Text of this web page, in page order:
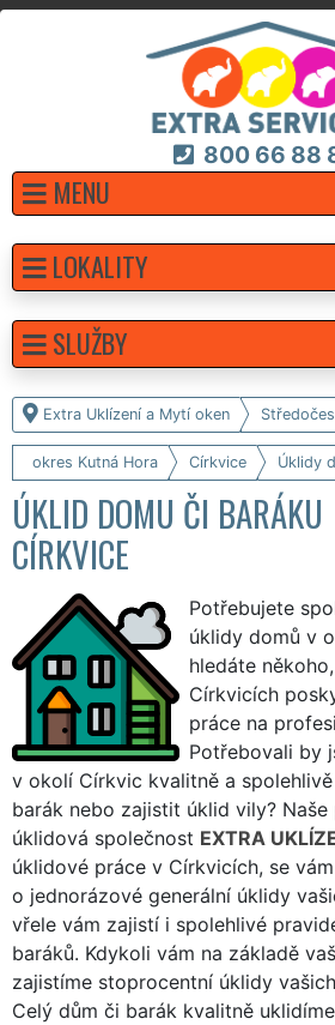
800 66 88
MENU
Extra Uklízení a Mytí oken
okres Kutná Hora Církvice Úklidy
ÚKLID DOMU ČI BARÁKU
CÍRKVICE
Potřebujete
úklidy domů v
hledáte
Církvicích
práce na
Potřebovali by
v okolí Církvic kvalitně a
barák nebo zajistit úklid vily?
úklidová společnost EXTRA
úklidové práce v Církvicích, se
o jednorázové generální úklidy
vřele vám zajistí i spolehlivé
baráků. Kdykoli vám na základě
zajistíme stoprocentní úklidy
Celý dům či barák kvalitně
LOKALITY
SLUŽBY